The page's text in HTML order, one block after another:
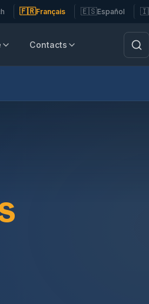
🇫🇷Français 🇪🇸Español
Contacts